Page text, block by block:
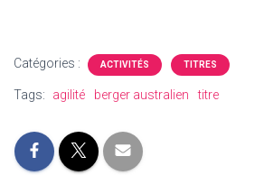
Catégories : ACTIVITÉS TITRES
Tags: agilité berger australien titre